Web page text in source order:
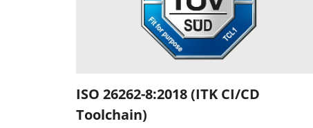
ISO 26262-8:2018 (ITK CI/CD
Toolchain)